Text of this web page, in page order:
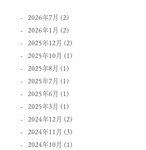
2026年7月 (2)
2026年1月 (2)
2025年12月 (2)
2025年10月 (1)
2025年8月 (1)
2025年7月 (1)
2025年6月 (1)
2025年3月 (1)
2024年12月 (2)
2024年11月 (3)
2024年10月 (1)